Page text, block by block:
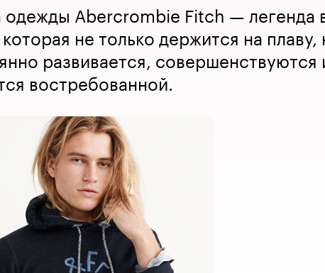
одежды Abercrombie Fitch — легенда
не только держится на плаву,
развивается, совершенствуются
востребованной.